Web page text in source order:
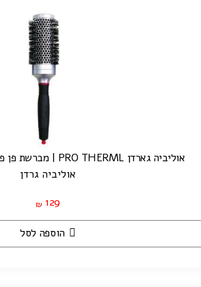
אוליביה גארדן PRO THERML | מברשת פן פרו טרמל קלאסיק T45
אוליביה גרדן
₪ 129
הוספה לסל